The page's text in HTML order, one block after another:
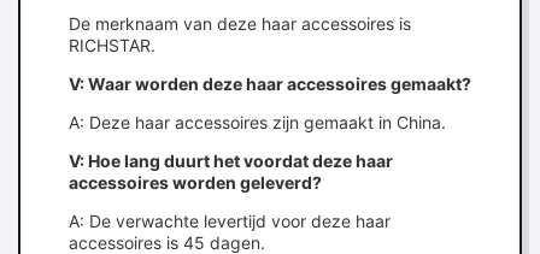
De merknaam van deze haar accessoires is
RICHSTAR.
V: Waar worden deze haar accessoires gemaakt?
A: Deze haar accessoires zijn gemaakt in China.
V: Hoe lang duurt het voordat deze haar
accessoires worden geleverd?
A: De verwachte levertijd voor deze haar
accessoires is 45 dagen.